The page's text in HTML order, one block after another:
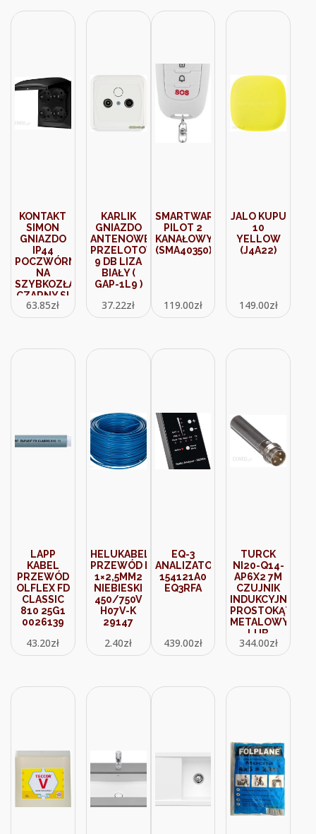
KONTAKT
SIMON
GNIAZDO
IP44
POCZWÓRNE
NA
SZYBKOZŁĄCZA
CZARNY SI
ACGSZ4CZ49
63.85zł
KARLIK
GNIAZDO
ANTENOWE
PRZELOTOWE
9 DB LIZA
BIAŁY (
GAP-1L9 )
37.22zł
SMARTWARES
PILOT 2
KANAŁOWY
(SMA40350)
119.00zł
JALO KUPU
10
YELLOW
(J4A22)
149.00zł
LAPP
KABEL
PRZEWÓD
OLFLEX FD
CLASSIC
810 25G1
0026139
43.20zł
HELUKABEL
PRZEWÓD LGY
1×2,5MM2
NIEBIESKI
450/750V
H07V-K
29147
2.40zł
EQ-3
ANALIZATOR
154121A0
EQ3RFA
439.00zł
TURCK
NI20-Q14-
AP6X2 7M
CZUJNIK
INDUKCYJNY
PROSTOKĄTNY
METALOWY
LUB
PLASTIKOWY
344.00zł